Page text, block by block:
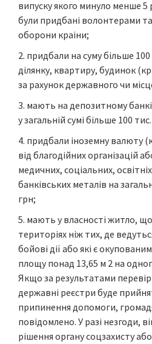
випуску якого минуло менше 5
були придбані волонтерами
оборони краіни;
придбали на суму більше
ділянку, квартиру, будинок
за рахунок державного чи
мають на депозитному
у загальній сумі більше 100
придбали іноземну валюту
від благодійних організацій
медичних, соціальних,
банківських металів на
грн;
мають у власності житло,
територіях ніж тих, де
бойові дії або які є
площу понад 13,65 м 2 на
Якщо за результатами
державні реєстри буде
припинення допомоги,
повідомлено. У разі незгоди,
рішення органу соцзахисту